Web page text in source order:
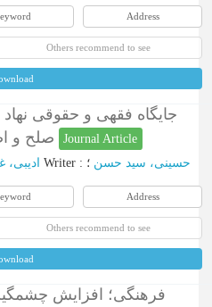
Address
Others recommend to see
جایگاه فقهی و حقوقی
Journal Article
ادیبی، Writer : حسینی، سید حسن ؛
Address
Others recommend to see
فرهنگی؛ افزایش